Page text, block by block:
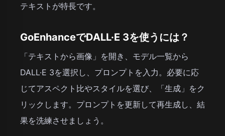
テキストが特長です。
GoEnhanceでDALL·E 3を使うには？
「テキストから画像」を開き、モデル一覧から
DALL·E 3を選択し、プロンプトを入力。必要に応
じてアスペクト比やスタイルを選び、「生成」をク
リックします。プロンプトを更新して再生成し、結
果を洗練させましょう。